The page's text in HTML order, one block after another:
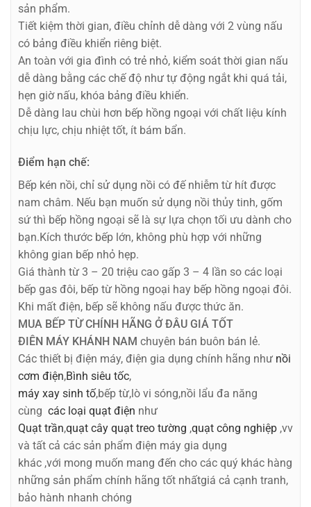
sản phẩm.
Tiết kiệm thời gian, điều chỉnh dễ dàng với 2 vùng nấu
có bảng điều khiển riêng biệt.
An toàn với gia đình có trẻ nhỏ, kiểm soát thời gian nấu
dễ dàng bằng các chế độ như tự động ngắt khi quá tải,
hẹn giờ nấu, khóa bảng điều khiển.
Dễ dàng lau chùi hơn bếp hồng ngoại với chất liệu kính
chịu lực, chịu nhiệt tốt, ít bám bẩn.
Điểm hạn chế:
Bếp kén nồi, chỉ sử dụng nồi có đế nhiễm từ hít được
nam châm. Nếu bạn muốn sử dụng nồi thủy tinh, gốm
sứ thì bếp hồng ngoại sẽ là sự lựa chọn tối ưu dành cho
bạn.Kích thước bếp lớn, không phù hợp với những
không gian bếp nhỏ hẹp.
Giá thành từ 3 – 20 triệu cao gấp 3 – 4 lần so các loại
bếp gas đôi, bếp từ hồng ngoại hay bếp hồng ngoại đôi.
Khi mất điện, bếp sẽ không nấu được thức ăn.
MUA BẾP TỪ CHÍNH HÃNG Ở ĐÂU GIÁ TỐT
ĐIÊN MÁY KHÁNH NAM chuyên bán buôn bán lẻ.
Các thiết bị điện máy, điện gia dụng chính hãng như nồi
cơm điện,Bình siêu tốc,
máy xay sinh tố,bếp từ,lò vi sóng,nồi lẩu đa năng
cùng các loại quạt điện như
Quạt trần,quạt cây quạt treo tường ,quạt công nghiệp ,vv
và tất cả các sản phẩm điện máy gia dụng
khác ,với mong muốn mang đến cho các quý khác hàng
những sản phẩm chính hãng tốt nhấtgiá cả cạnh tranh,
bảo hành nhanh chóng